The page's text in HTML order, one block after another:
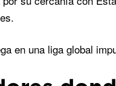
en una liga global